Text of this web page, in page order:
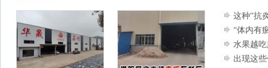
这种“抗
“体内有
始“堵”了
水果越
吃！出现这